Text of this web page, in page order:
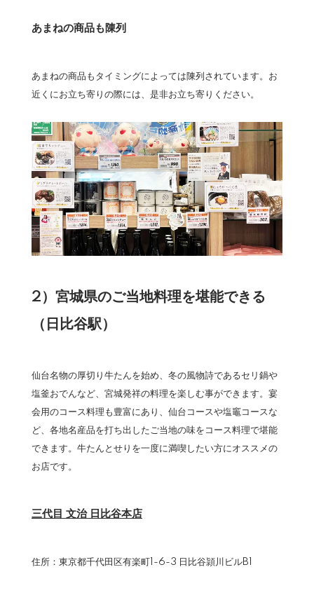
あまねの商品も陳列
あまねの商品もタイミングによっては陳列されています。お
近くにお立ち寄りの際には、是非お立ち寄りください。
2）宮城県のご当地料理を堪能できる
（日比谷駅）
仙台名物の厚切り牛たんを始め、冬の風物詩であるセリ鍋や
塩釜おでんなど、宮城発祥の料理を楽しむ事ができます。宴
会用のコース料理も豊富にあり、仙台コースや塩竈コースな
ど、各地名産品を打ち出したご当地の味をコース料理で堪能
できます。牛たんとせりを一度に満喫したい方にオススメの
お店です。
三代目 文治 日比谷本店
住所：東京都千代田区有楽町1-6-3 日比谷頴川ビルB1